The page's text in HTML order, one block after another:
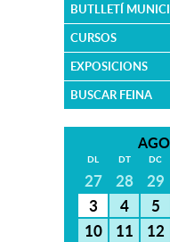
BUTLLETÍ
CURSOS
EXPOSICIONS
BUSCAR FEINA
DL DT DC
27 28 29
3
4 5
10
11 12